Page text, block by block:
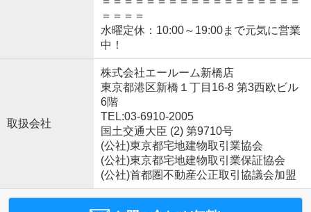
＝＝＝＝
水曜定休：10:00～19:00まで元気に営業
中！
取扱会社
株式会社エールーム新橋店
東京都港区新橋１丁目16-8 第3西欧ビル
6階
TEL:03-6910-2005
国土交通大臣 (2) 第9710号
(公社)東京都宅地建物取引業協会
(公社)東京都宅地建物取引業保証協会
(公社)首都圏不動産公正取引協議会加盟